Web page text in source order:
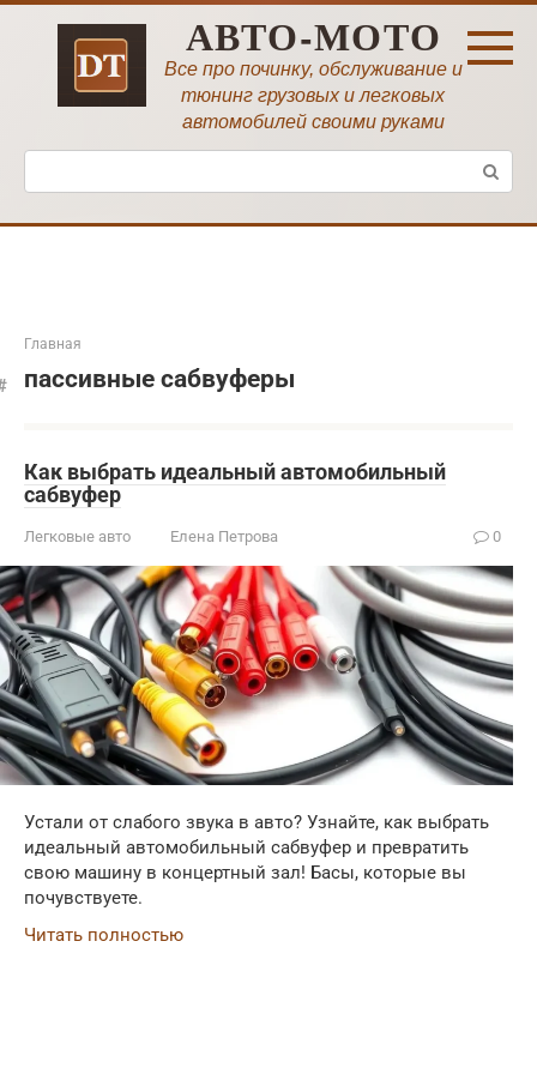
Перейти
АВТО-МОТО
Все про починку, обслуживание и
тюнинг грузовых и легковых
автомобилей своими руками
Поиск:
Главная
пассивные сабвуферы
Как выбрать идеальный автомобильный
сабвуфер
Легковые авто Елена Петрова 0
Устали от слабого звука в авто? Узнайте, как выбрать
идеальный автомобильный сабвуфер и превратить
свою машину в концертный зал! Басы, которые вы
почувствуете.
Читать полностью